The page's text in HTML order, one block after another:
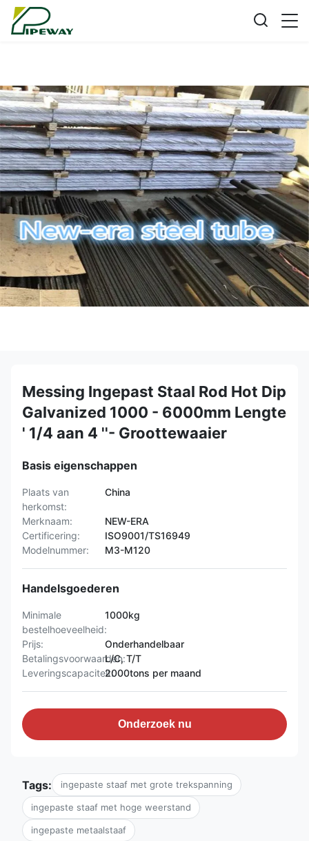
Messing Ingepast Staal Rod Hot Dip
Galvanized 1000 - 6000mm Lengte
' 1/4 aan 4 ''- Groottewaaier
Basis eigenschappen
Plaats van
herkomst:
China
Merknaam:
NEW-ERA
Certificering:
ISO9001/TS16949
Modelnummer:
M3-M120
Handelsgoederen
Minimale
bestelhoeveelheid:
1000kg
Prijs:
Onderhandelbaar
Betalingsvoorwaarden:
L/C, T/T
Leveringscapaciteit:2000tons per maand
Onderzoek nu
Tags: ingepaste staaf met grote trekspanning
ingepaste staaf met hoge weerstand
ingepaste metaalstaaf